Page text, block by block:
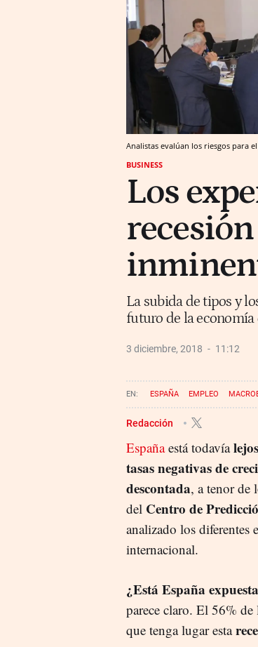
Analistas evalúan los riesgos para
BUSINESS
Los
La subida de tipos y
futuro de la economía
3 diciembre, 2018 11:12
ESPAÑA EMPLEO
Redacción
Españaestá todavía
tasas negativas de
descontada, a tenor de
del Centro de
analizado los diferentes
internacional.
¿Está España
parece claro. El 56% de
que tenga lugar esta